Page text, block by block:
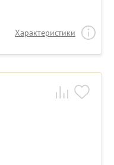
Характеристики